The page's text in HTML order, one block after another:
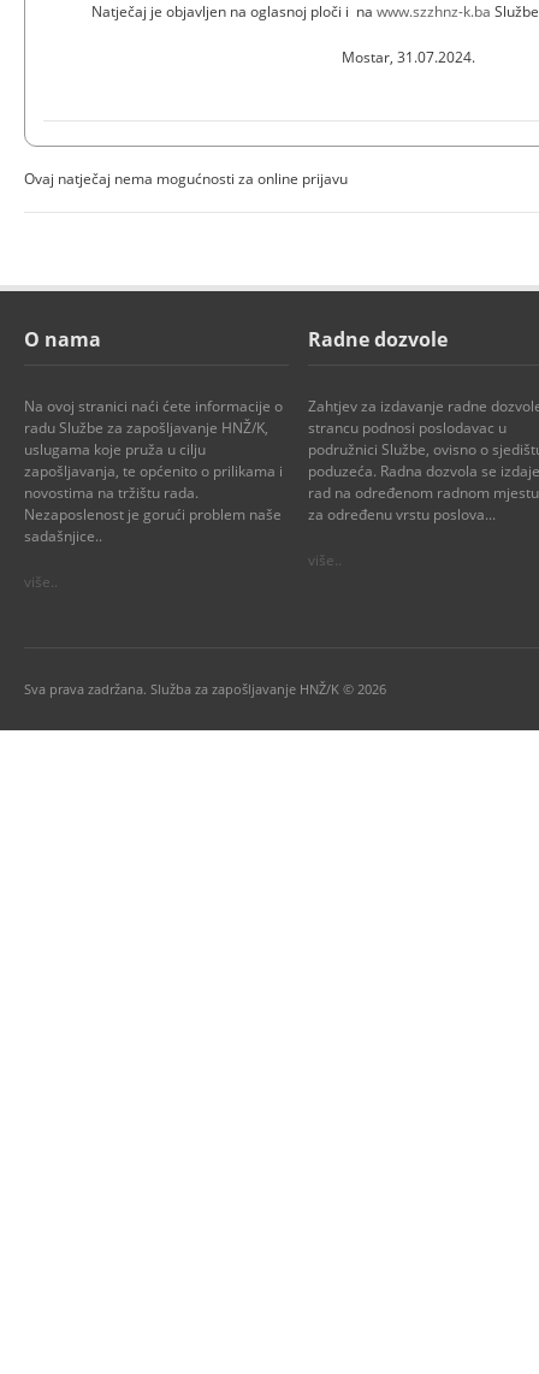
Natječaj je objavljen na oglasnoj ploči i nawww.szzhnz-k.ba
Mostar, 31.07.2024.
Ovaj natječaj nema mogućnosti za online prijavu
O nama
Na ovoj stranici naći ćete informacije o
radu Službe za zapošljavanje HNŽ/K,
uslugama koje pruža u cilju
zapošljavanja, te općenito o prilikama i
novostima na tržištu rada.
Nezaposlenost je gorući problem naše
sadašnjice..
više..
Radne dozvole
Zahtjev za izdavanje radne
strancu podnosi poslodavac u
podružnici Službe, ovisno o
poduzeća. Radna dozvola se
rad na određenom radnom
za određenu vrstu poslova...
više..
Sva prava zadržana. Služba za zapošljavanje HNŽ/K © 2026